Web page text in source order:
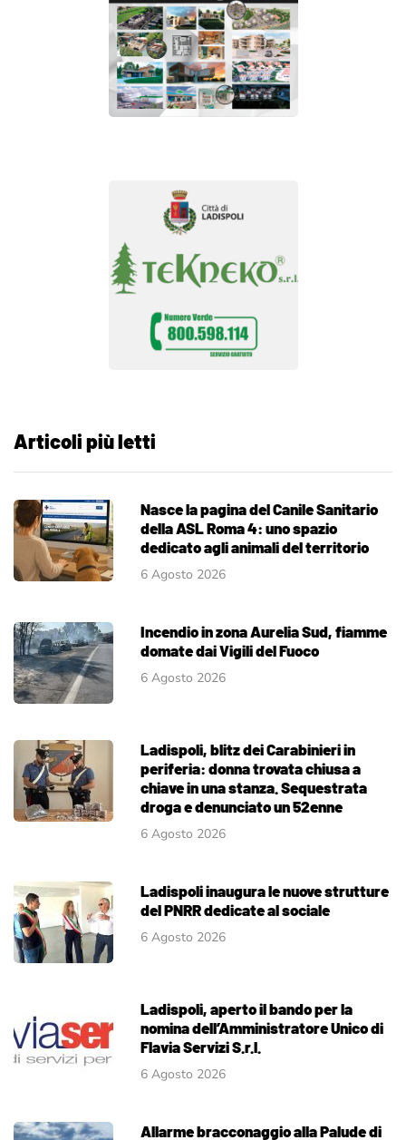
Articoli più letti
Nasce la pagina del Canile Sanitario
della ASL Roma 4: uno spazio
dedicato agli animali del territorio
6 Agosto 2026
Incendio in zona Aurelia Sud, fiamme
domate dai Vigili del Fuoco
6 Agosto 2026
Ladispoli, blitz dei Carabinieri in
periferia: donna trovata chiusa a
chiave in una stanza. Sequestrata
droga e denunciato un 52enne
6 Agosto 2026
Ladispoli inaugura le nuove strutture
del PNRR dedicate al sociale
6 Agosto 2026
Ladispoli, aperto il bando per la
nomina dell’Amministratore Unico di
Flavia Servizi S.r.l.
6 Agosto 2026
Allarme bracconaggio alla Palude di